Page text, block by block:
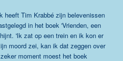
heeft Tim Krabbé zijn belevenissen
in het boek 'Vrienden, een
'Ik zat op een trein en ik kon er
moord zei, kan ik dat zeggen over
moment moest het boek